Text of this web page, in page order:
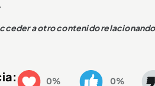
a otro contenido
0% 0%